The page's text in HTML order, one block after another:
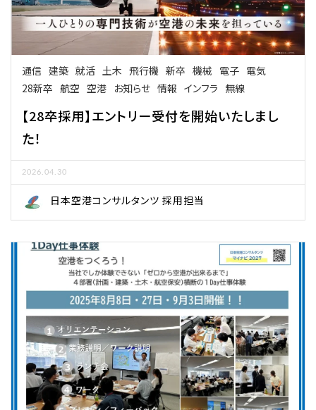
通信 建築 就活 土木 飛行機 新卒 機械 電子 電気
28新卒 航空 空港 お知らせ 情報 インフラ 無線
【28卒採用】エントリー受付を開始いたしまし
た！
2026.04.30
日本空港コンサルタンツ 採用担当